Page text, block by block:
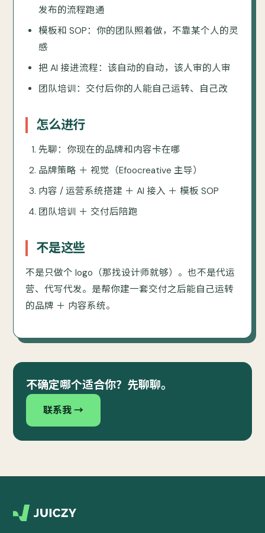
发布的流程跑通
模板和 SOP：你的团队照着做，不靠某个人的灵
感
把 AI 接进流程：该自动的自动，该人审的人审
团队培训：交付后你的人能自己运转、自己改
怎么进行
先聊：你现在的品牌和内容卡在哪
品牌策略 ＋ 视觉（Efoocreative 主导）
内容 / 运营系统搭建 ＋ AI 接入 ＋ 模板 SOP
团队培训 ＋ 交付后陪跑
不是这些
不是只做个 logo（那找设计师就够）。也不是代运
营、代写代发。是帮你建一套交付之后能自己运转
的品牌 ＋ 内容系统。
不确定哪个适合你？先聊聊。
联系我 →